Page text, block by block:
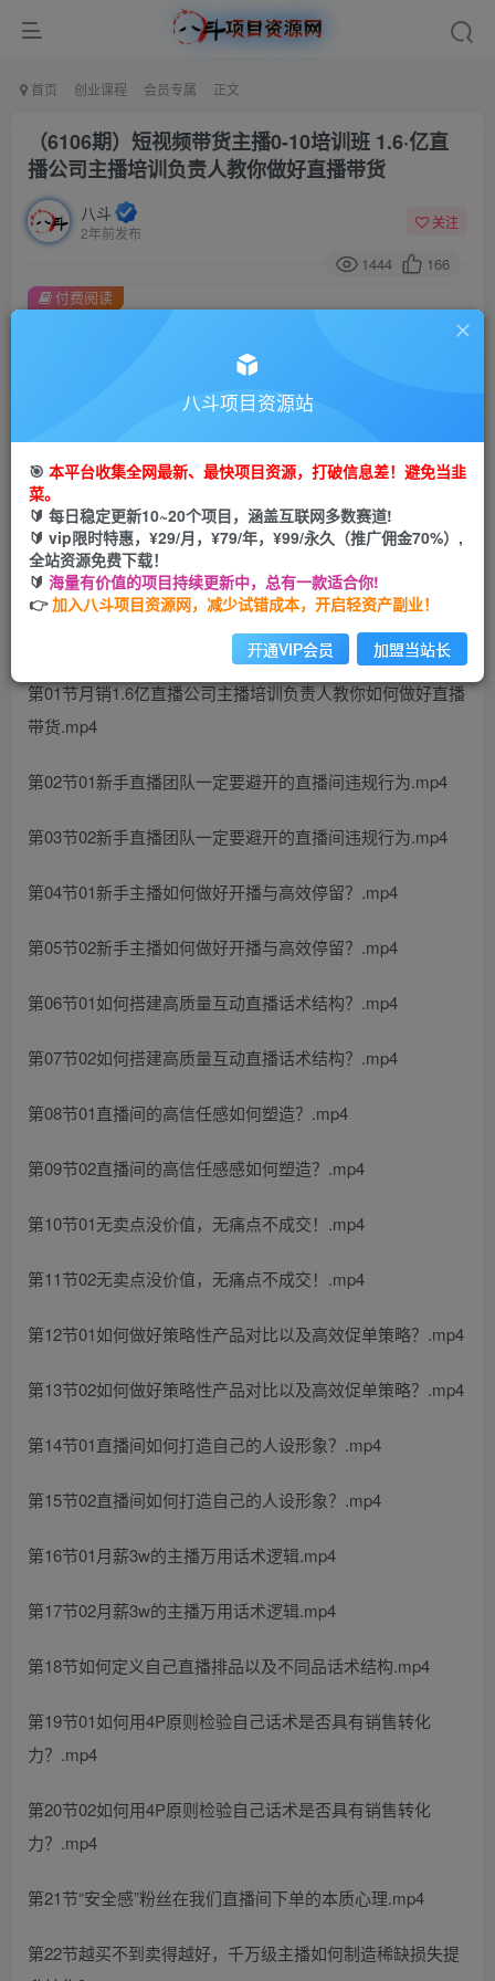
首页 创业课程 会员专属 正文
（6106期）短视频带货主播0-10培训班 1.6·亿直
播公司主播培训负责人教你做好直播带货
八斗
2年前发布
关注
1444 166
此内容为付费阅读，请付费后查看
会员专属资源
您暂无购买权限，请先开通会员
开通会员
付费阅读
第01节月销1.6亿直播公司主播培训负责人教你如何做好直播
带货.mp4
第02节01新手直播团队一定要避开的直播间违规行为.mp4
第03节02新手直播团队一定要避开的直播间违规行为.mp4
第04节01新手主播如何做好开播与高效停留？.mp4
第05节02新手主播如何做好开播与高效停留？.mp4
第06节01如何搭建高质量互动直播话术结构？.mp4
第07节02如何搭建高质量互动直播话术结构？.mp4
第08节01直播间的高信任感如何塑造？.mp4
第09节02直播间的高信任感感如何塑造？.mp4
第10节01无卖点没价值，无痛点不成交！.mp4
第11节02无卖点没价值，无痛点不成交！.mp4
第12节01如何做好策略性产品对比以及高效促单策略？.mp4
第13节02如何做好策略性产品对比以及高效促单策略？.mp4
第14节01直播间如何打造自己的人设形象？.mp4
第15节02直播间如何打造自己的人设形象？.mp4
第16节01月薪3w的主播万用话术逻辑.mp4
第17节02月薪3w的主播万用话术逻辑.mp4
第18节如何定义自己直播排品以及不同品话术结构.mp4
第19节01如何用4P原则检验自己话术是否具有销售转化
力？.mp4
第20节02如何用4P原则检验自己话术是否具有销售转化
力？.mp4
第21节“安全感”粉丝在我们直播间下单的本质心理.mp4
第22节越买不到卖得越好，千万级主播如何制造稀缺损失提
八斗项目资源站
🎯 本平台收集全网最新、最快项目资源，打破信息差！避免当韭
菜。
🔰 每日稳定更新10~20个项目，涵盖互联网多数赛道!
🔰 vip限时特惠，¥29/月，¥79/年，¥99/永久（推广佣金70%）,
全站资源免费下载！
🔰 海量有价值的项目持续更新中，总有一款适合你!
👉加入八斗项目资源网，减少试错成本，开启轻资产副业！
开通VIP会员 加盟当站长